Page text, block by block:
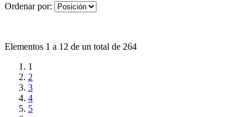
Ordenar por:
Elementos 1 a 12 de un total de 264
1
2
3
4
5